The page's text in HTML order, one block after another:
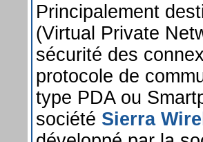
Principalement
(Virtual Private
sécurité des
protocole de
type PDA ou
société Sierra